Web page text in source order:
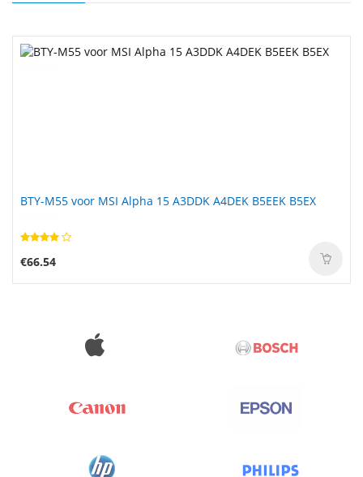
BTY-M55 voor MSI Alpha 15 A3DDK A4DEK B5EEK B5EX
€66.54